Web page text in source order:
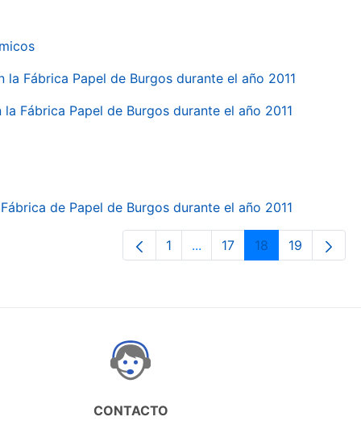
Fábrica Papel de Burgos durante el año 2011
Fábrica Papel de Burgos durante el año 2011
de Papel de Burgos durante el año 2011
Orrialdea
1 ...Intermediate Pages Use
Orrialdea
17 Orrialdea
18 Orrialdea
19
CONTACTO